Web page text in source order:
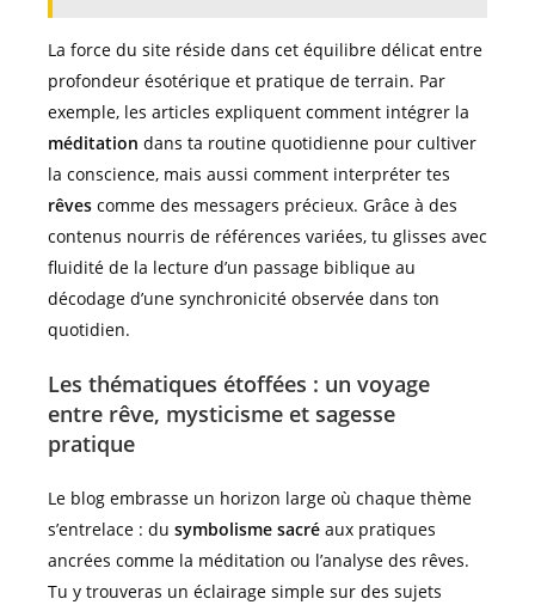
La force du site réside dans cet équilibre délicat entre
profondeur ésotérique et pratique de terrain. Par
exemple, les articles expliquent comment intégrer la
méditation dans ta routine quotidienne pour cultiver
la conscience, mais aussi comment interpréter tes
rêves comme des messagers précieux. Grâce à des
contenus nourris de références variées, tu glisses avec
fluidité de la lecture d’un passage biblique au
décodage d’une synchronicité observée dans ton
quotidien.
Les thématiques étoffées : un voyage
entre rêve, mysticisme et sagesse
pratique
Le blog embrasse un horizon large où chaque thème
s’entrelace : du symbolisme sacré aux pratiques
ancrées comme la méditation ou l’analyse des rêves.
Tu y trouveras un éclairage simple sur des sujets